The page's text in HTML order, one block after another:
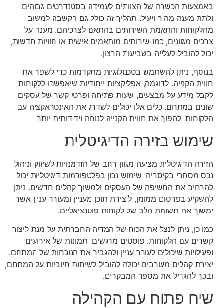
באמצעות הכשרה של הצוותים לעמידה בסטנדרטים גבוהים
ולתת מענה מהיר ויעיל. תהליך זה כולל גם הקשבה למשוב
מהלקוחות והתאמת השירותים בהתאם לצרכיהם. מענה על
צרכים מגוונים, כמו שירותים מותאמים אישית או חוויות חדשות,
יכול להוביל לעלייה בשביעות הרצון.
בנוסף, ניתן להשתמש בטכנולוגיות מתקדמות כדי לשפר את
חווית הקנייה. לדוגמה, אפליקציות ייחודיות שיאפשרו ללקוחות
לקבל מידע על מבצעים, שעות פתיחה ופרטי קשר של עסקים
שונים במתחם. כלים אלו יכולים לשדרג את האינטראקציה עם
הלקוחות ולהפוך את חווית הקנייה לנוחה וידידותית יותר.
שימוש בזירה הדיגיטלית
הזירה הדיגיטלית מציעה מגוון רחב של הזדמנויות לשיווק וניהול
נכס מסחרי בקיסריה. שימוש נכון בפלטפורמות דיגיטליות יכול
להרחיב את החשיפה של העסקים ולמשוך קהלים חדשים. ניתן
להשקיע בפרסום ממומן, ליצירת תוכן מעניין ומעורר עניין אשר
ימשוך את תשומת הלב של לקוחות פוטנציאליים.
כמו כן, ניתן לנצל את הכוח של המדיה החברתית על מנת ליצור
קשרים עם הלקוחות. פוסטים מרגשים, תמונות של אירועים
ופעילויות שיכולים לעורר עניין ולהגביר את הנוכחות של המתחם.
יצירת קהלים מעורבים יכולה להוביל לשיחות חיוביות על המתחם,
ובכך להגדיל את מספר המבקרים.
שיח פתוח עם הקהילה